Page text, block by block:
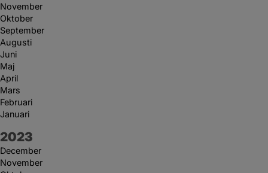
November
Oktober
September
Augusti
Juni
Maj
April
Mars
Februari
Januari
År:
2023
December
November